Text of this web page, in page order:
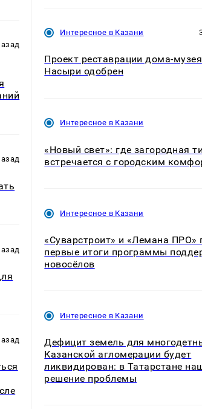
Интересное в Казани
Проект реставрации дома-
Насыри одобрен
Интересное в Казани
«Новый свет»: где загородная
встречается с городским
Интересное в Казани
«Суварстроит» и «Лемана ПРО»
первые итоги программы
новосёлов
Интересное в Казани
Дефицит земель для
Казанской агломерации будет
ликвидирован: в Татарстане
решение проблемы